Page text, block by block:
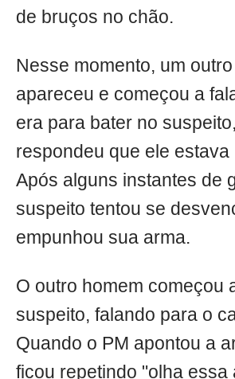
de bruços no chão.
Nesse momento, um
apareceu e começou a
era para bater no
respondeu que ele estava
Após alguns instantes de
suspeito tentou se
empunhou sua arma.
O outro homem começou
suspeito, falando para o
Quando o PM apontou a
ficou repetindo "olha essa